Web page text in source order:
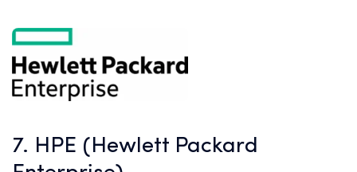
7. HPE (Hewlett Packard